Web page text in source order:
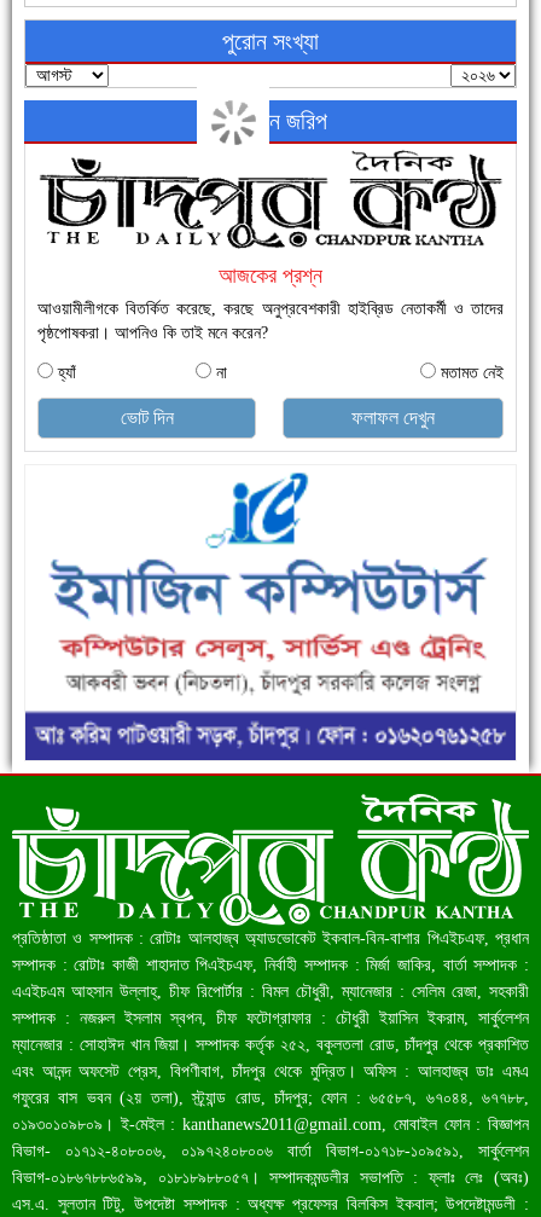
নতুনবাজার ফাঁড়ি পুলিশের অভিযানে ৪০ পিচ ইয়াবাসহ ১ জন গ্রেফতার
ফরিদগঞ্জে ড্রেন ও সড়ক নির্মাণে ধীরগতি জনদুর্ভোগ চরমে
রেকর্ড ৪৫.৪৬ বিলিয়ন ডলারের রিজার্ভ
বাংলাদেশ আজ মধ্যম আয়ের দেশে উন্নীত হওয়ার পথে
পুরোন সংখ্যা
অনলাইন জরিপ
আজকের প্রশ্ন
আওয়ামীলীগকে বিতর্কিত করেছে, করছে অনুপ্রবেশকারী হাইব্রিড নেতাকর্মী ও তাদের
পৃষ্ঠপোষকরা। আপনিও কি তাই মনে করেন?
হ্যাঁ না মতামত নেই
ভোট দিন ফলাফল দেখুন
প্রতিষ্ঠাতা ও সম্পাদক : রোটাঃ আলহাজ্ব অ্যাডভোকেট ইকবাল-বিন-বাশার পিএইচএফ, প্রধান
সম্পাদক : রোটাঃ কাজী শাহাদাত পিএইচএফ, নির্বাহী সম্পাদক : মির্জা জাকির, বার্তা সম্পাদক :
এএইচএম আহসান উল্লাহ্, চীফ রিপোর্টার : বিমল চৌধুরী, ম্যানেজার : সেলিম রেজা, সহকারী
সম্পাদক : নজরুল ইসলাম স্বপন, চীফ ফটোগ্রাফার : চৌধুরী ইয়াসিন ইকরাম, সার্কুলেশন
ম্যানেজার : সোহাঈদ খান জিয়া। সম্পাদক কর্তৃক ২৫২, বকুলতলা রোড, চাঁদপুর থেকে প্রকাশিত
এবং আনন্দ অফসেট প্রেস, বিপণীবাগ, চাঁদপুর থেকে মুদ্রিত। অফিস : আলহাজ্ব ডাঃ এমএ
গফুরের বাস ভবন (২য় তলা), স্ট্র্যান্ড রোড, চাঁদপুর; ফোন : ৬৫৫৮৭, ৬৭০৪৪, ৬৭৭৮৮,
০১৯৩০১০৯৮০৯। ই-মেইল :kanthanews2011@gmail.com , মোবাইল ফোন : বিজ্ঞাপন
বিভাগ- ০১৭১২-৪০৮০০৬, ০১৯৭২৪০৮০০৬ বার্তা বিভাগ-০১৭১৮-১০৯৫৯১, সার্কুলেশন
বিভাগ-০১৮৬৭৮৮৬৫৯৯, ০১৮১৮৯৮৮০৫৭। সম্পাদকমন্ডলীর সভাপতি : ফ্লাঃ লেঃ (অবঃ)
এস.এ. সুলতান টিটু, উপদেষ্টা সম্পাদক : অধ্যক্ষ প্রফেসর বিলকিস ইকবাল; উপদেষ্টামন্ডলী :